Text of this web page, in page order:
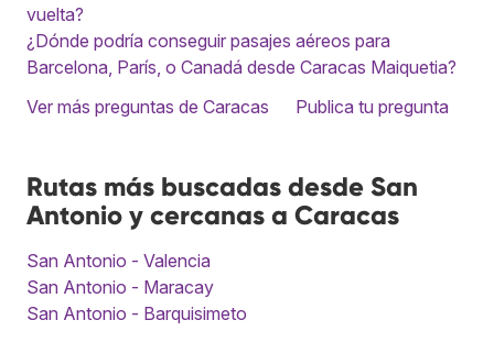
vuelta?
¿Dónde podría conseguir pasajes aéreos para
Barcelona, París, o Canadá desde Caracas Maiquetia?
Ver más preguntas de Caracas
Publica tu pregunta
Rutas más buscadas desde San
Antonio y cercanas a Caracas
San Antonio - Valencia
San Antonio - Maracay
San Antonio - Barquisimeto